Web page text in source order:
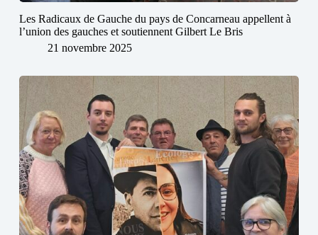
Les Radicaux de Gauche du pays de Concarneau appellent à
l’union des gauches et soutiennent Gilbert Le Bris
21 novembre 2025